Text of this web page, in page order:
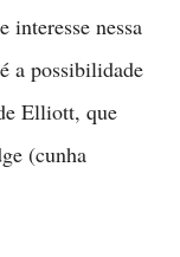
interesse nessa
a possibilidade
Elliott, que
(cunha